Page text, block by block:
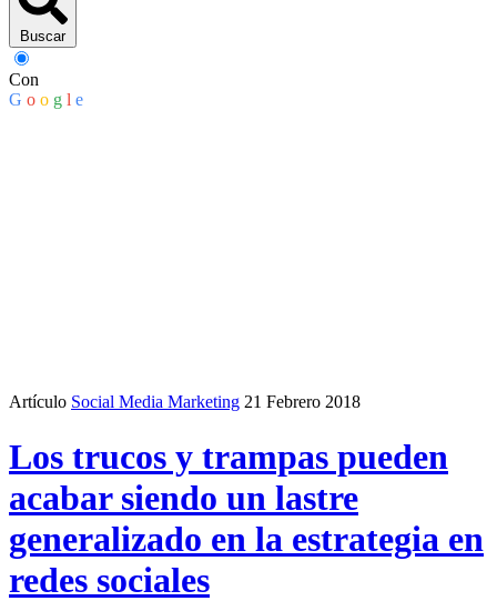
Buscar
Con
G o o g l e
Artículo Social Media Marketing 21 Febrero 2018
Los trucos y trampas pueden
acabar siendo un lastre
generalizado en la estrategia en
redes sociales